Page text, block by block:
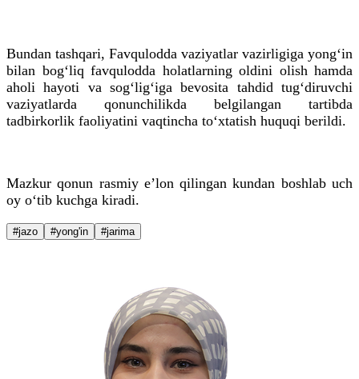
Bundan tashqari, Favqulodda vaziyatlar vazirligiga yong‘in
bilan bog‘liq favqulodda holatlarning oldini olish hamda
aholi hayoti va sog‘lig‘iga bevosita tahdid tug‘diruvchi
vaziyatlarda qonunchilikda belgilangan tartibda
tadbirkorlik faoliyatini vaqtincha to‘xtatish huquqi berildi.
Mazkur qonun rasmiy e’lon qilingan kundan boshlab uch
oy o‘tib kuchga kiradi.
#jazo #yong'in #jarima